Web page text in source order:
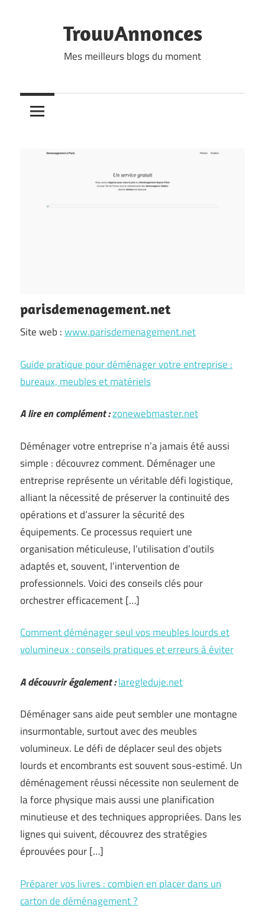
TrouvAnnonces
Mes meilleurs blogs du moment
parisdemenagement.net
Site web :www.parisdemenagement.net
Guide pratique pour déménager votre entreprise :
bureaux, meubles et matériels
A lire en complément :zonewebmaster.net
Déménager votre entreprise n’a jamais été aussi
simple : découvrez comment. Déménager une
entreprise représente un véritable défi logistique,
alliant la nécessité de préserver la continuité des
opérations et d’assurer la sécurité des
équipements. Ce processus requiert une
organisation méticuleuse, l’utilisation d’outils
adaptés et, souvent, l’intervention de
professionnels. Voici des conseils clés pour
orchestrer efficacement […]
Comment déménager seul vos meubles lourds et
volumineux : conseils pratiques et erreurs à éviter
A découvrir également :laregleduje.net
Déménager sans aide peut sembler une montagne
insurmontable, surtout avec des meubles
volumineux. Le défi de déplacer seul des objets
lourds et encombrants est souvent sous-estimé. Un
déménagement réussi nécessite non seulement de
la force physique mais aussi une planification
minutieuse et des techniques appropriées. Dans les
lignes qui suivent, découvrez des stratégies
éprouvées pour […]
Préparer vos livres : combien en placer dans un
carton de déménagement ?